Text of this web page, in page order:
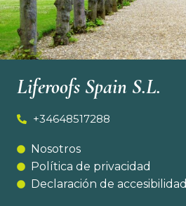
Liferoofs Spain S.L.
+34648517288
Nosotros
Política de privacidad
Declaración de accesibilidad